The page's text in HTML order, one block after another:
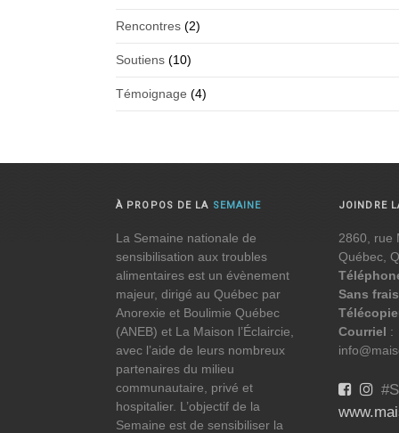
Rencontres (2)
Soutiens (10)
Témoignage (4)
À PROPOS DE LA SEMAINE
La Semaine nationale de
sensibilisation aux troubles
alimentaires est un évènement
majeur, dirigé au Québec par
Anorexie et Boulimie Québec
(ANEB) et La Maison l’Éclaircie,
avec l’aide de leurs nombreux
partenaires du milieu
communautaire, privé et
hospitalier. L’objectif de la
Semaine est de sensibiliser la
JOINDRE
2860, rue
Québec,
Sans frais
Courriel :